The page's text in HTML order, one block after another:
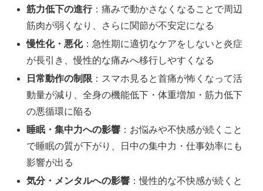
筋力低下の進行：痛みで動かさなくなることで周辺
筋肉が弱くなり、さらに関節が不安定になる
慢性化・悪化：急性期に適切なケアをしないと炎症
が長引き、慢性的な痛みへ移行しやすくなる
日常動作の制限 ：スマホ見ると首痛が怖くなって活
動量が減り、全身の機能低下・体重増加・筋力低下
の悪循環に陥る
睡眠・集中力への影響 ：お悩みや不快感が続くこと
で睡眠の質が下がり、日中の集中力・仕事効率にも
影響が出る
気分・メンタルへの影響 ：慢性的な不快感が続くと